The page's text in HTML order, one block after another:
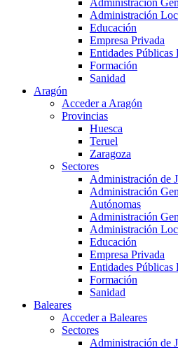
Administración
Administración
Educación
Empresa Privada
Entidades Públicas
Formación
Sanidad
Aragón
Acceder a Aragón
Provincias
Huesca
Teruel
Zaragoza
Sectores
Administración de
Administración
Autónomas
Administración
Administración
Educación
Empresa Privada
Entidades Públicas
Formación
Sanidad
Baleares
Acceder a Baleares
Sectores
Administración de